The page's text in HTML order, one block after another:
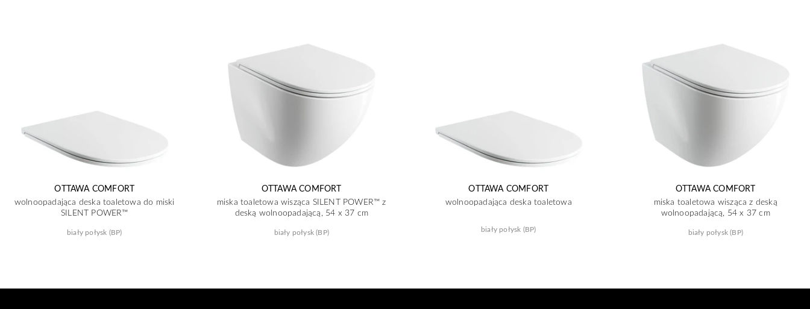
OTTAWA COMFORT
wolnoopadająca deska toaletowa do miski
SILENT POWER™
biały połysk (BP)
OTTAWA COMFORT
miska toaletowa wisząca SILENT POWER™ z
deską wolnoopadającą, 54 x 37 cm
biały połysk (BP)
OTTAWA COMFORT
wolnoopadająca deska toaletowa
biały połysk (BP)
OTTAWA COMFORT
miska toaletowa wisząca z deską
wolnoopadającą, 54 x 37 cm
biały połysk (BP)